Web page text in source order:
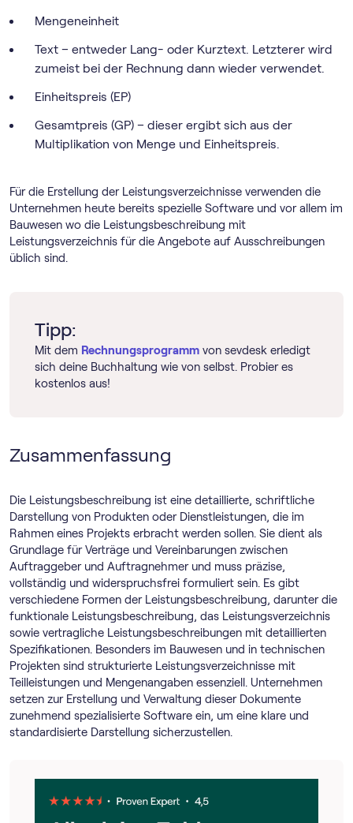
Mengeneinheit
Text – entweder Lang- oder Kurztext. Letzterer wird
zumeist bei der Rechnung dann wieder verwendet.
Einheitspreis (EP)
Gesamtpreis (GP) – dieser ergibt sich aus der
Multiplikation von Menge und Einheitspreis.
Für die Erstellung der Leistungsverzeichnisse verwenden die
Unternehmen heute bereits spezielle Software und vor allem im
Bauwesen wo die Leistungsbeschreibung mit
Leistungsverzeichnis für die Angebote auf Ausschreibungen
üblich sind.
Tipp:
Mit dem Rechnungs­programm von sevdesk erledigt
sich deine Buchhaltung wie von selbst. Probier es
kostenlos aus!
Zusammenfassung
Die Leistungsbeschreibung ist eine detaillierte, schriftliche
Darstellung von Produkten oder Dienstleistungen, die im
Rahmen eines Projekts erbracht werden sollen. Sie dient als
Grundlage für Verträge und Vereinbarungen zwischen
Auftraggeber und Auftragnehmer und muss präzise,
vollständig und widerspruchsfrei formuliert sein. Es gibt
verschiedene Formen der Leistungsbeschreibung, darunter die
funktionale Leistungsbeschreibung, das Leistungsverzeichnis
sowie vertragliche Leistungsbeschreibungen mit detaillierten
Spezifikationen. Besonders im Bauwesen und in technischen
Projekten sind strukturierte Leistungsverzeichnisse mit
Teilleistungen und Mengenangaben essenziell. Unternehmen
setzen zur Erstellung und Verwaltung dieser Dokumente
zunehmend spezialisierte Software ein, um eine klare und
standardisierte Darstellung sicherzustellen.